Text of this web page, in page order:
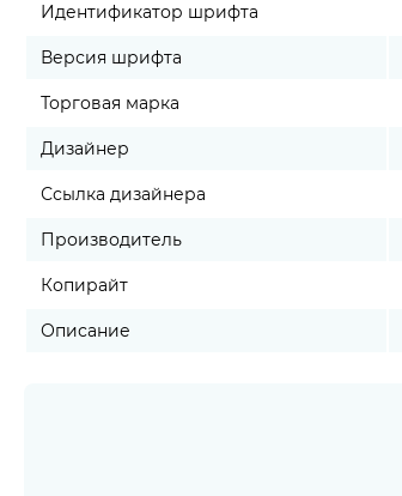
Идентификатор шрифта
Версия шрифта
Торговая марка
Дизайнер
Ссылка дизайнера
Производитель
Копирайт
Описание